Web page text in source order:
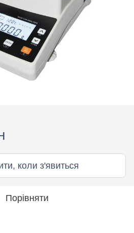
коли з'явиться
Порівняти